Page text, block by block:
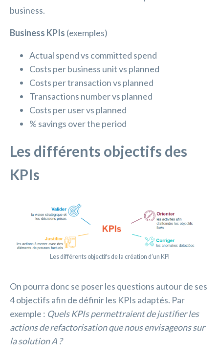
business.
Business KPIs (exemples)
Actual spend vs committed spend
Costs per business unit vs planned
Costs per transaction vs planned
Transactions number vs planned
Costs per user vs planned
% savings over the period
Les différents objectifs des
KPIs
Les différents objectifs de la création d’un KPI
On pourra donc se poser les questions autour de ses
4 objectifs afin de définir les KPIs adaptés. Par
exemple : Quels KPIs permettraient de justifier les
actions de refactorisation que nous envisageons sur
la solution A ?